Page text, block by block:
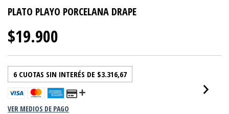
PLATO PLAYO PORCELANA DRAPE
$19.900
6 CUOTAS SIN INTERÉS DE $3.316,67
VER MEDIOS DE PAGO